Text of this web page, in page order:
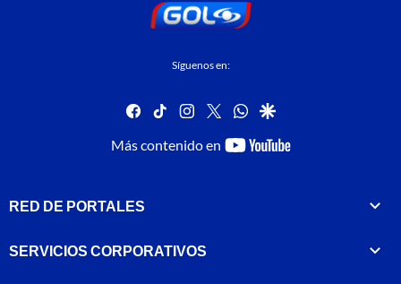
Síguenos en:
facebook
tiktok instagram
twitterwhatsapp
google
Más contenido en
youtube-
RED DE PORTALES
SERVICIOS CORPORATIVOS